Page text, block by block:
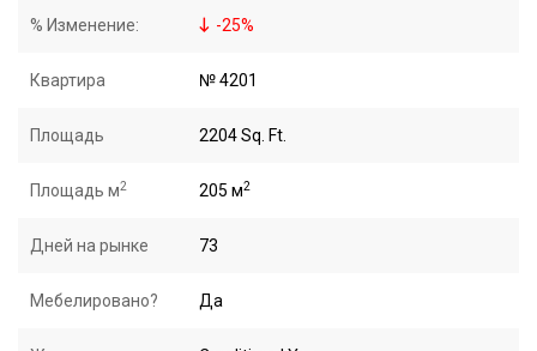
% Изменение: -25%
Квартира № 4201
Площадь 2204 Sq. Ft.
Площадь м2 205 м2
Дней на рынке 73
Мебелировано? Да